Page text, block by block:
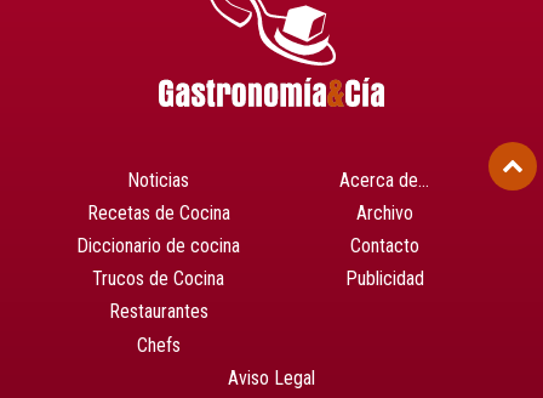
Noticias
Recetas de Cocina
Diccionario de cocina
Trucos de Cocina
Restaurantes
Chefs
Acerca de…
Archivo
Contacto
Publicidad
Aviso Legal